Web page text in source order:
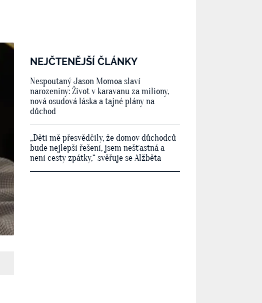
NEJČTENĚJŠÍ ČLÁNKY
Nespoutaný Jason Momoa slaví
narozeniny: Život v karavanu za miliony,
nová osudová láska a tajné plány na
důchod
„Děti mě přesvědčily, že domov důchodců
bude nejlepší řešení, jsem nešťastná a
není cesty zpátky,“ svěřuje se Alžběta